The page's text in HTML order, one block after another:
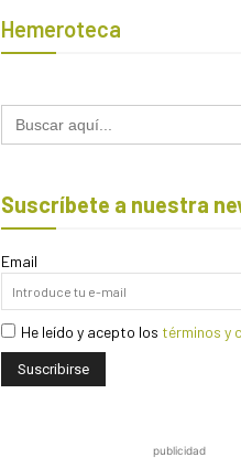
Hemeroteca
Buscar:
Suscríbete a nuestra
Email
He leído y acepto los términos y
publicidad